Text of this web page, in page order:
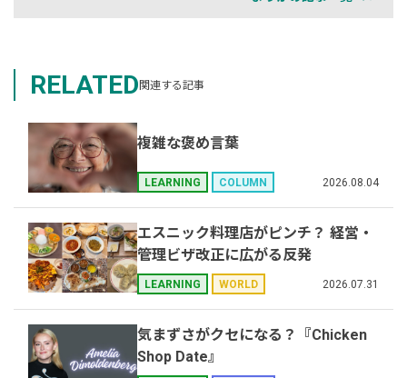
RELATED 関連する記事
複雑な褒め言葉
LEARNING COLUMN 2026.08.04
エスニック料理店がピンチ？ 経営・
管理ビザ改正に広がる反発
LEARNING WORLD 2026.07.31
気まずさがクセになる？『Chicken
Shop Date』